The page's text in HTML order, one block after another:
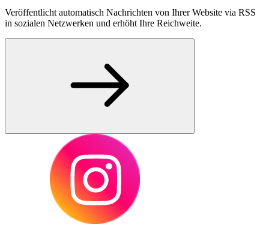
Veröffentlicht automatisch Nachrichten von Ihrer Website via RSS
in sozialen Netzwerken und erhöht Ihre Reichweite.